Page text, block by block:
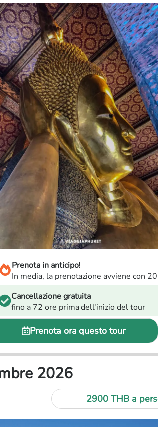
Prenota in anticipo!
In media, la prenotazione avviene con
Cancellazione gratuita
fino a 72 ore prima dell'inizio del tour
Prenota ora questo tour
2026
2900 THB a